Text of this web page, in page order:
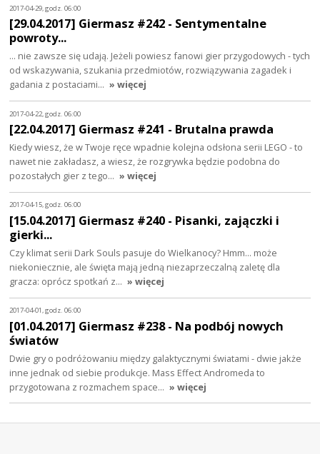
2017-04-29, godz. 06:00
[29.04.2017] Giermasz #242 - Sentymentalne
powroty...
... nie zawsze się udają. Jeżeli powiesz fanowi gier przygodowych - tych
od wskazywania, szukania przedmiotów, rozwiązywania zagadek i
gadania z postaciami… » więcej
2017-04-22, godz. 06:00
[22.04.2017] Giermasz #241 - Brutalna prawda
Kiedy wiesz, że w Twoje ręce wpadnie kolejna odsłona serii LEGO - to
nawet nie zakładasz, a wiesz, że rozgrywka będzie podobna do
pozostałych gier z tego… » więcej
2017-04-15, godz. 06:00
[15.04.2017] Giermasz #240 - Pisanki, zajączki i
gierki...
Czy klimat serii Dark Souls pasuje do Wielkanocy? Hmm... może
niekoniecznie, ale święta mają jedną niezaprzeczalną zaletę dla
gracza: oprócz spotkań z… » więcej
2017-04-01, godz. 06:00
[01.04.2017] Giermasz #238 - Na podbój nowych
światów
Dwie gry o podróżowaniu między galaktycznymi światami - dwie jakże
inne jednak od siebie produkcje. Mass Effect Andromeda to
przygotowana z rozmachem space… » więcej